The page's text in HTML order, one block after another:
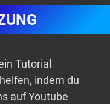
Tutorial
indem du
auf Youtube